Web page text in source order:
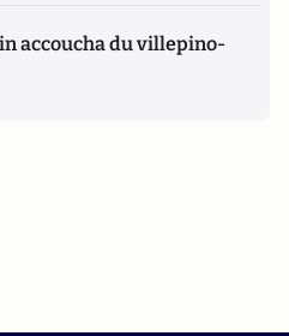
accoucha du villepino-